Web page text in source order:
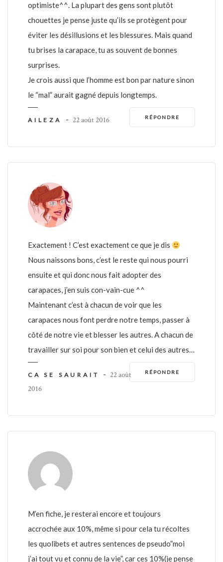
optimiste^^. La plupart des gens sont plutôt
chouettes je pense juste qu’ils se protègent pour
éviter les désillusions et les blessures. Mais quand
tu brises la carapace, tu as souvent de bonnes
surprises.
Je crois aussi que l’homme est bon par nature sinon
le “mal” aurait gagné depuis longtemps.
RÉPONDRE
AILEZA - 22 août 2016
Exactement ! C’est exactement ce que je dis
Nous naissons bons, c’est le reste qui nous pourri
ensuite et qui donc nous fait adopter des
carapaces, j’en suis con-vain-cue ^^
Maintenant c’est à chacun de voir que les
carapaces nous font perdre notre temps, passer à
côté de notre vie et blesser les autres. A chacun de
travailler sur soi pour son bien et celui des autres…
RÉPONDRE
CA SE SAURAIT - 22 août
2016
M’en fiche, je resterai encore et toujours
accrochée aux 10%, même si pour cela tu récoltes
les quolibets et autres sentences de pseudo”moi
j’ai tout vu et connu de la vie”, car ces 10%(je pense